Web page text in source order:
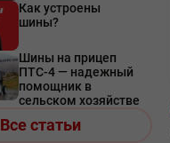
Как устроены
шины?
Шины на прицеп
ПТС-4 — надежный
помощник в
сельском хозяйстве
Все статьи